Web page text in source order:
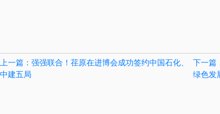
上一篇：强强联合！荏原在进博会成功签约中国石化、
中建五局
下一篇
绿色发